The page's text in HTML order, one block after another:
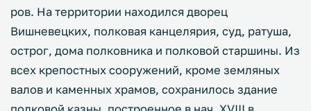
ров. На территории находился дворец
Вишневецких, полковая канцелярия, суд, ратуша,
острог, дома полковника и полковой старшины. Из
всех крепостных сооружений, кроме земляных
валов и каменных храмов, сохранилось здание